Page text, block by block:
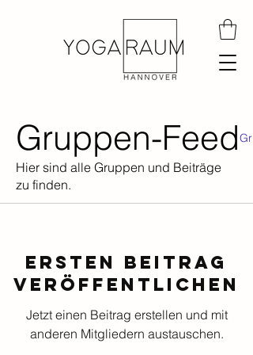
Gruppen-Feed
Hier sind alle Gruppen und Beiträge
zu finden.
Ersten Beitrag
veröffentlichen
Jetzt einen Beitrag erstellen und mit
anderen Mitgliedern austauschen.